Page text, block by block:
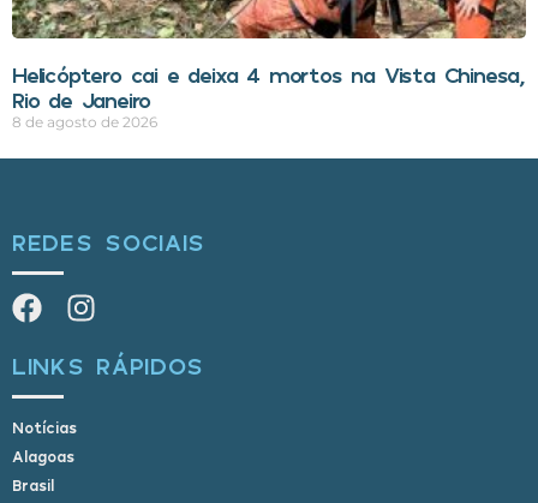
Helicóptero cai e deixa 4 mortos na Vista Chinesa,
Rio de Janeiro
8 de agosto de 2026
REDES SOCIAIS
LINKS RÁPIDOS
Notícias
Alagoas
Brasil